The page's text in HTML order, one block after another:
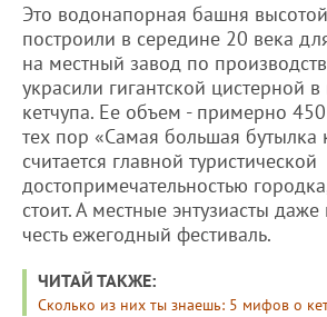
Это водонапорная башня
построили в середине 20 века
на местный завод по
украсили гигантской цистерной
кетчупа. Ее объем - примерно
тех пор «Самая большая бутылка
считается главной туристической
достопримечательностью
стоит. А местные энтузиасты
честь ежегодный фестиваль.
ЧИТАЙ ТАКЖЕ:
Сколько из них ты знаешь: 5 мифов о